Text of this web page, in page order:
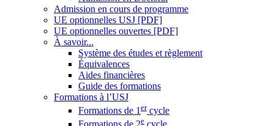
Admission en cours de programme
UE optionnelles USJ [PDF]
UE optionnelles ouvertes [PDF]
À savoir...
Système des études et règlement
Équivalences
Aides financières
Guide des formations
Formations à l’USJ
Formations de 1 ercycle
e